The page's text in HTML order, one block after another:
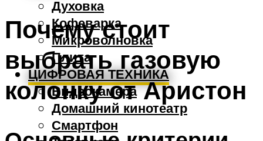
Духовка
Кофеварка
Микроволновка
Плита
ЦИФРОВАЯ ТЕХНИКА
Видеокамера
Домашний кинотеатр
Смартфон
Почему стоит
выбрать газовую
колонку от Аристон